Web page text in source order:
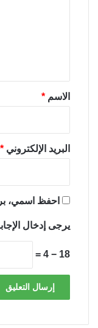
*الاسم *
البريد الإلكتروني *
احفظ اسمي،
يرجى إدخال
18 − 4 =